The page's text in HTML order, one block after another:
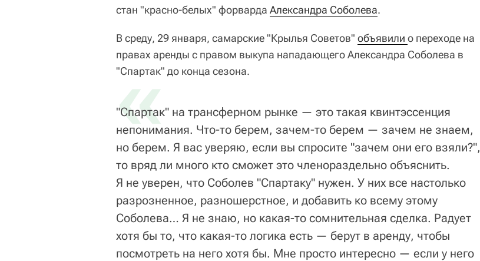
стан "красно-белых" форварда Александра Соболева.
В среду, 29 января, самарские "Крылья Советов" объявили о переходе на
правах аренды с правом выкупа нападающего Александра Соболева в
"Спартак" до конца сезона.
«
"Спартак" на трансферном рынке — это такая квинтэссенция
непонимания. Что-то берем, зачем-то берем — зачем не знаем,
но берем. Я вас уверяю, если вы спросите "зачем они его взяли?",
то вряд ли много кто сможет это членораздельно объяснить.
Я не уверен, что Соболев "Спартаку" нужен. У них все настолько
разрозненное, разношерстное, и добавить ко всему этому
Соболева… Я не знаю, но какая-то сомнительная сделка. Радует
хотя бы то, что какая-то логика есть — берут в аренду, чтобы
посмотреть на него хотя бы. Мне просто интересно — если у него